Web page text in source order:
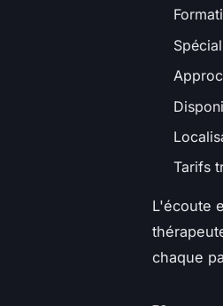
Tarifs
L'écoute
chaque